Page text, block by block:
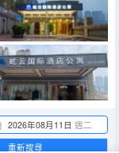
2026年08月11日 週二
重新搜尋